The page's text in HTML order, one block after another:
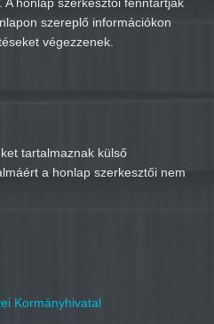
honlap szerkesztői fenntartják
szereplő információkon
végezzenek.
tartalmaznak külső
a honlap szerkesztői nem
Kormányhivatal